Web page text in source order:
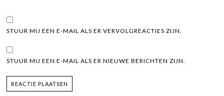
STUUR MIJ EEN E-MAIL ALS ER VERVOLGREACTIES ZIJN.
STUUR MIJ EEN E-MAIL ALS ER NIEUWE BERICHTEN ZIJN.